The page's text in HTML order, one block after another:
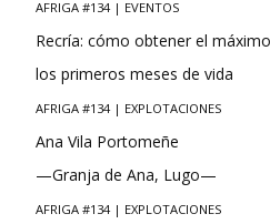
AFRIGA #134 | EVENTOS
Recría: cómo obtener el
los primeros meses de vida
AFRIGA #134 | EXPLOTACIONES
Ana Vila Portomeñe
—Granja de Ana, Lugo—
AFRIGA #134 | EXPLOTACIONES